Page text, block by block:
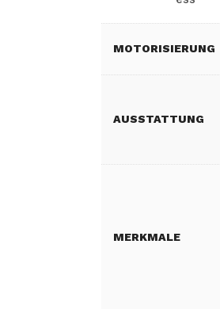
MOTORISIERUNG
AUSSTATTUNG
MERKMALE